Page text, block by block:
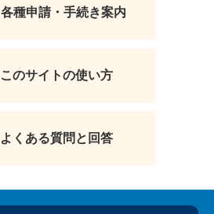
各種申請・手続き案内
このサイトの使い方
よくある質問と回答